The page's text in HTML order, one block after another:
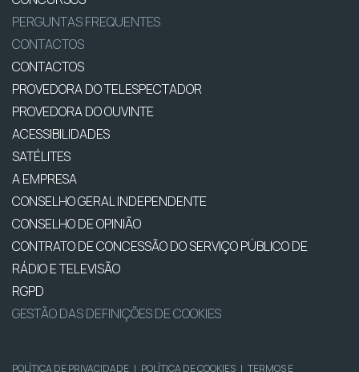
PERGUNTAS FREQUENTES
CONTACTOS
CONTACTOS
PROVEDORA DO TELESPECTADOR
PROVEDORA DO OUVINTE
ACESSIBILIDADES
SATÉLITES
A EMPRESA
CONSELHO GERAL INDEPENDENTE
CONSELHO DE OPINIÃO
CONTRATO DE CONCESSÃO DO SERVIÇO PÚBLICO DE
RÁDIO E TELEVISÃO
RGPD
GESTÃO DAS DEFINIÇÕES DE COOKIES
POLÍTICA DE PRIVACIDADE | POLÍTICA DE COOKIES | TERMOS E